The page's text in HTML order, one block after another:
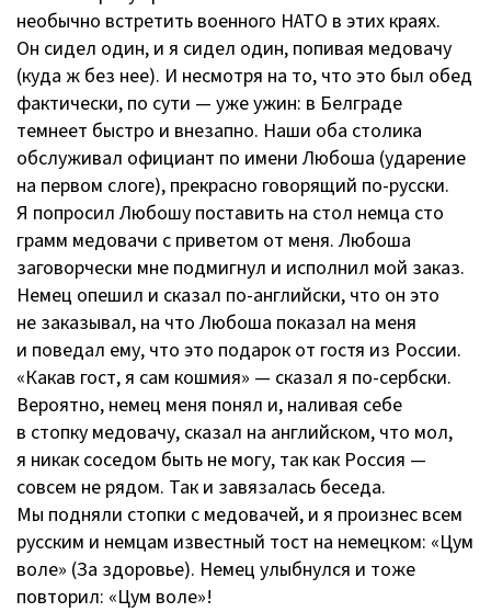
необычно встретить военного НАТО в этих краях.
Он сидел один, и я сидел один, попивая медовачу
(куда ж без нее). И несмотря на то, что это был обед
фактически, по сути — уже ужин: в Белграде
темнеет быстро и внезапно. Наши оба столика
обслуживал официант по имени Любоша (ударение
на первом слоге), прекрасно говорящий по-русски.
Я попросил Любошу поставить на стол немца сто
грамм медовачи с приветом от меня. Любоша
заговорчески мне подмигнул и исполнил мой заказ.
Немец опешил и сказал по-английски, что он это
не заказывал, на что Любоша показал на меня
и поведал ему, что это подарок от гостя из России.
«Какав гост, я сам кошмия» — сказал я по-сербски.
Вероятно, немец меня понял и, наливая себе
в стопку медовачу, сказал на английском, что мол,
я никак соседом быть не могу, так как Россия —
совсем не рядом. Так и завязалась беседа.
Мы подняли стопки с медовачей, и я произнес всем
русским и немцам известный тост на немецком: «Цум
воле» (За здоровье). Немец улыбнулся и тоже
повторил: «Цум воле»!